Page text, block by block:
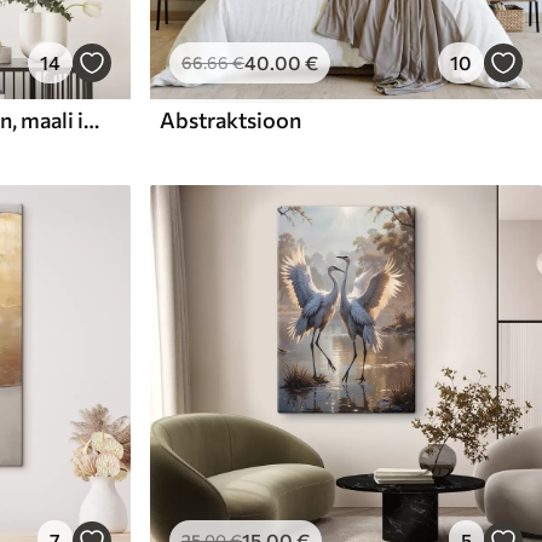
14
Abstraktne kompositsioon, maali imitatsioon
66.66€40.00€ 10
Abstraktsioon